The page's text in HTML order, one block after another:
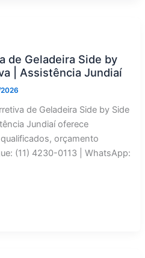
de Geladeira Side by
| Assistência Jundiaí
de Geladeira Side by Side
Jundiaí oferece
orçamento
(11) 4230-0113 | WhatsApp: